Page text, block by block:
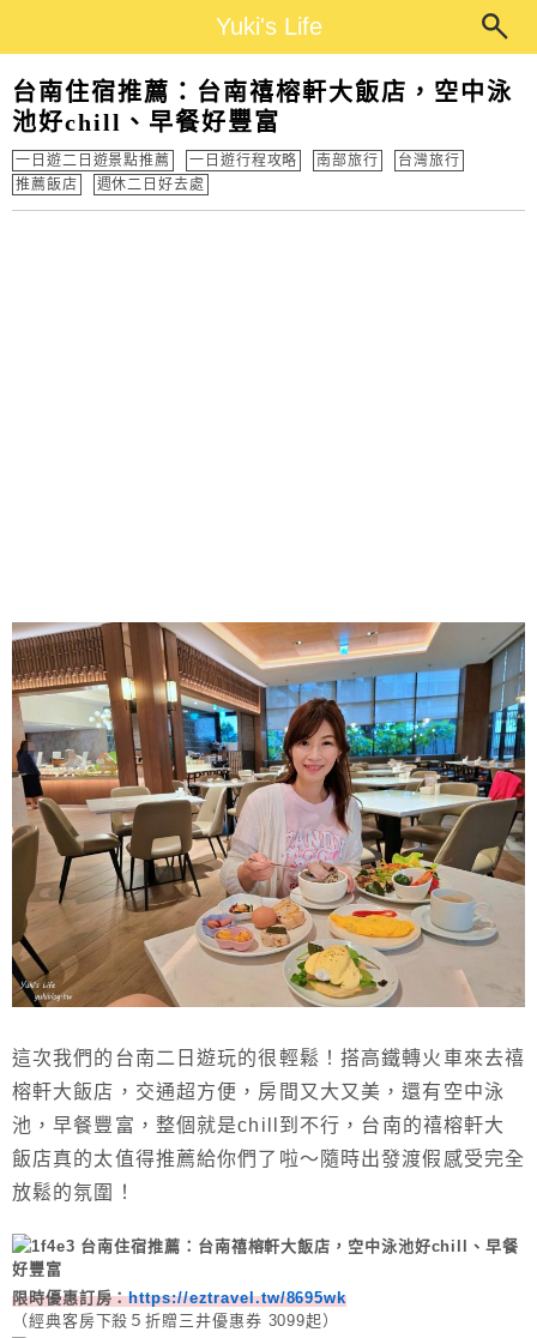
Yuki's Life
台南住宿推薦：台南禧榕軒大飯店，空中泳
池好chill、早餐好豐富
一日遊二日遊景點推薦 一日遊行程攻略 南部旅行
台灣旅行
推薦飯店
週休二日好去處
這次我們的台南二日遊玩的很輕鬆！搭高鐵轉火車來去禧
榕軒大飯店，交通超方便，房間又大又美，還有空中泳
池，早餐豐富，整個就是chill到不行，台南的禧榕軒大
飯店真的太值得推薦給你們了啦～隨時出發渡假感受完全
放鬆的氛圍！
限時優惠訂房：https://eztravel.tw/8695wk
（經典客房下殺５折贈三井優惠券 3099起）